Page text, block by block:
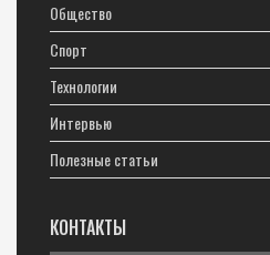
Общество
Спорт
Технологии
Интервью
Полезные статьи
КОНТАКТЫ